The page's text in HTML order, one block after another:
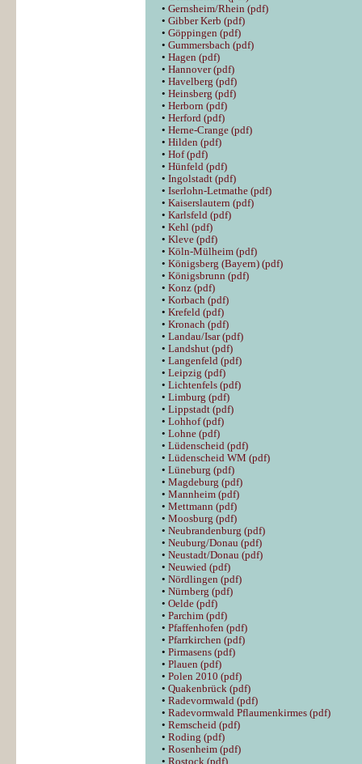
• Gernsheim/Rhein (pdf)
• Gibber Kerb (pdf)
• Göppingen (pdf)
• Gummersbach (pdf)
• Hagen (pdf)
• Hannover (pdf)
• Havelberg (pdf)
• Heinsberg (pdf)
• Herborn (pdf)
• Herford (pdf)
• Herne-Crange (pdf)
• Hilden (pdf)
• Hof (pdf)
• Hünfeld (pdf)
• Ingolstadt (pdf)
• Iserlohn-Letmathe (pdf)
• Kaiserslautern (pdf)
• Karlsfeld (pdf)
• Kehl (pdf)
• Kleve (pdf)
• Köln-Mülheim (pdf)
• Königsberg (Bayern) (pdf)
• Königsbrunn (pdf)
• Konz (pdf)
• Korbach (pdf)
• Krefeld (pdf)
• Kronach (pdf)
• Landau/Isar (pdf)
• Landshut (pdf)
• Langenfeld (pdf)
• Leipzig (pdf)
• Lichtenfels (pdf)
• Limburg (pdf)
• Lippstadt (pdf)
• Lohhof (pdf)
• Lohne (pdf)
• Lüdenscheid (pdf)
• Lüdenscheid WM (pdf)
• Lüneburg (pdf)
• Magdeburg (pdf)
• Mannheim (pdf)
• Mettmann (pdf)
• Moosburg (pdf)
• Neubrandenburg (pdf)
• Neuburg/Donau (pdf)
• Neustadt/Donau (pdf)
• Neuwied (pdf)
• Nördlingen (pdf)
• Nürnberg (pdf)
• Oelde (pdf)
• Parchim (pdf)
• Pfaffenhofen (pdf)
• Pfarrkirchen (pdf)
• Pirmasens (pdf)
• Plauen (pdf)
• Polen 2010 (pdf)
• Quakenbrück (pdf)
• Radevormwald (pdf)
• Radevormwald Pflaumenkirmes (pdf)
• Remscheid (pdf)
• Roding (pdf)
• Rosenheim (pdf)
• Rostock (pdf)